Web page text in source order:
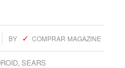
BY COMPRAR MAGAZINE
, SEARS